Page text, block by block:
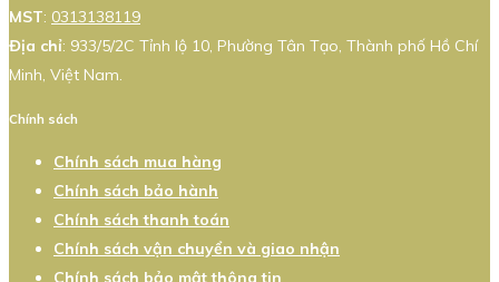
MST: 0313138119
Địa chỉ: 933/5/2C Tỉnh lộ 10, Phường Tân Tạo, Thành phố Hồ Chí
Minh, Việt Nam.
Chính sách
Chính sách mua hàng
Chính sách bảo hành
Chính sách thanh toán
Chính sách vận chuyển và giao nhận
Chính sách bảo mật thông tin